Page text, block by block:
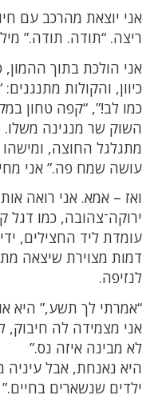
אני יוצאת מהרכב עם
ריצה. “תודה. תודה.”
אני הולכת בתוך
כיוון, והקולות
כמו לב!”, “קפה טחון
השוק שר מנגינה
מתגלגל החוצה,
עושה שמח פה.” אני
ואז – אמא. אני רואה
ירוקה־צהובה, כמו דגל
עומדת ליד החצילים,
דמות מצוירת שיצאה
לנזיפה.
“אמרתי לך תשע,” היא
אני מצמידה לה
לא מבינה איזה נס.”
היא נאנחת, אבל עיניה
ילדים שנשארים בחיים.”